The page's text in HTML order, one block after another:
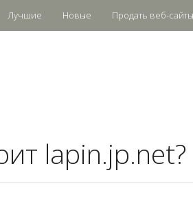
Лучшие Новые Продать веб-сайты
lapin.jp.net?